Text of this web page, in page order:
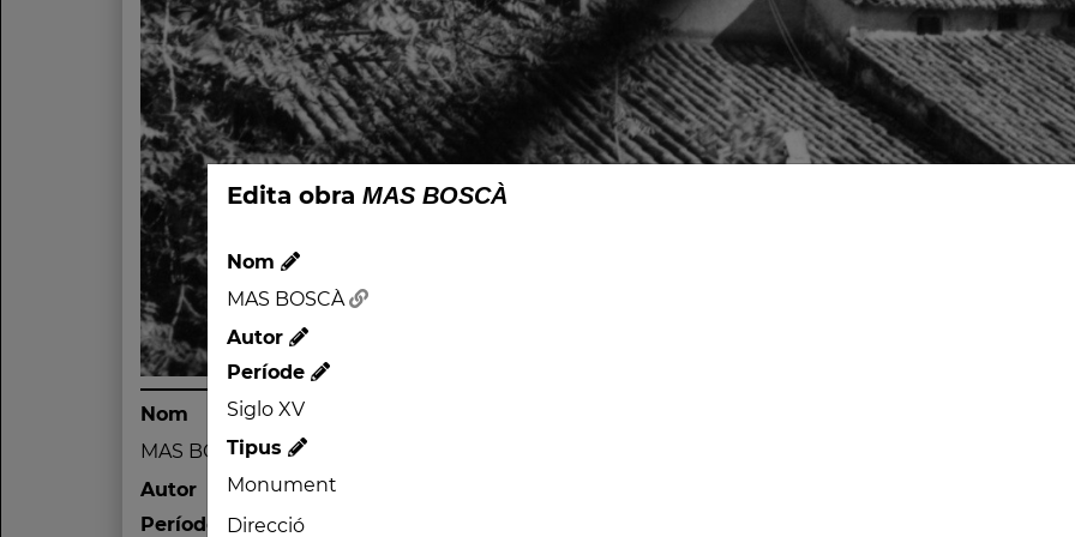
Edita obra MAS BOSCÀ
Nom
MAS BOSCÀ
Autor
Període
Siglo XV
Tipus
Monument
Direcció
Nom
MAS BOSCÀ
Autor
Període